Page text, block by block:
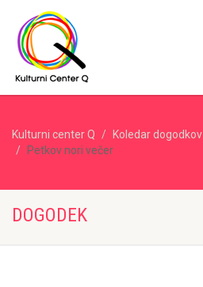
Kulturni center Q Koledar dogodkov
Petkov nori večer
DOGODEK